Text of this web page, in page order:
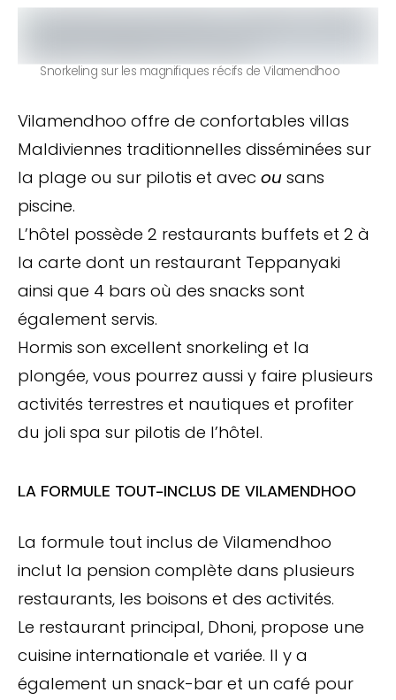
Snorkeling sur les magnifiques récifs de Vilamendhoo
Vilamendhoo offre de confortables villas
Maldiviennes traditionnelles disséminées sur
la plage ou sur pilotis et avec ou sans
piscine.
L’hôtel possède 2 restaurants buffets et 2 à
la carte dont un restaurant Teppanyaki
ainsi que 4 bars où des snacks sont
également servis.
Hormis son excellent snorkeling et la
plongée, vous pourrez aussi y faire plusieurs
activités terrestres et nautiques et profiter
du joli spa sur pilotis de l’hôtel.
LA FORMULE TOUT-INCLUS DE VILAMENDHOO
La formule tout inclus de Vilamendhoo
inclut la pension complète dans plusieurs
restaurants, les boisons et des activités.
Le restaurant principal, Dhoni, propose une
cuisine internationale et variée. Il y a
également un snack-bar et un café pour